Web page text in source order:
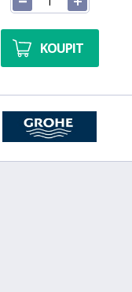
KOUPIT